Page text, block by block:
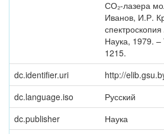
СО₂-лазера
Иванов, И.Р.
Наука, 1979.
1215.
dc.identifier.uri
http://
dc.language.iso
Русский
dc.publisher
Наука